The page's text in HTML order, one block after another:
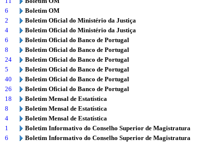
6
Boletim OM
2
Boletim Oficial do Ministério da Justiça
4
Boletim Oficial do Ministério da Justiça
6
Boletim Oficial do Banco de Portugal
8
Boletim Oficial do Banco de Portugal
24
Boletim Oficial do Banco de Portugal
5
Boletim Oficial do Banco de Portugal
40
Boletim Oficial do Banco de Portugal
26
Boletim Oficial do Banco de Portugal
18
Boletim Mensal de Estatística
8
Boletim Mensal de Estatística
4
Boletim Mensal de Estatística
1
Boletim Informativo do Conselho Superior de Magistratura
6
Boletim Informativo do Conselho Superior de Magistratura